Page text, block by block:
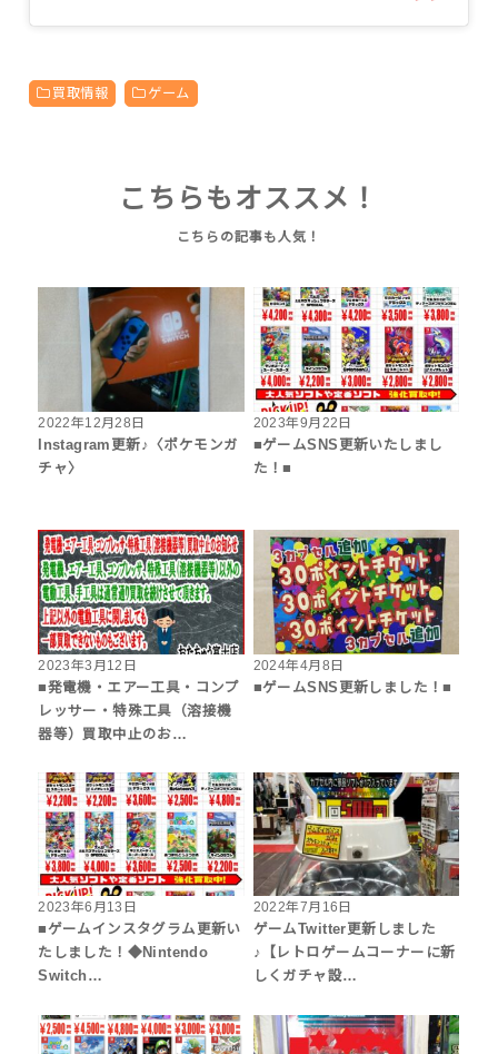
買取情報 ゲーム
こちらもオススメ！
2022年12月28日
Instagram更新♪〈ポケモンガ
チャ〉
2023年9月22日
■ゲームSNS更新いたしまし
た！■
2023年3月12日
■発電機・エアー工具・コンプ
レッサー・特殊工具（溶接機
器等）買取中止のお…
2024年4月8日
■ゲームSNS更新しました！■
2023年6月13日
■ゲームインスタグラム更新い
たしました！◆Nintendo
Switch…
2022年7月16日
ゲームTwitter更新しました
♪【レトロゲームコーナーに新
しくガチャ設…